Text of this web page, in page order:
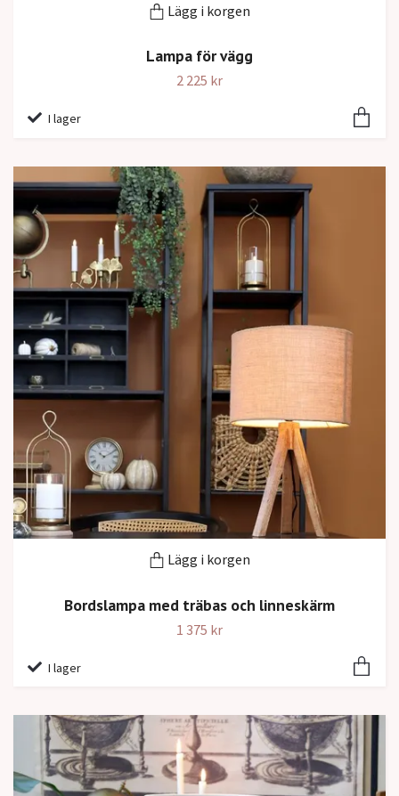
Lägg i korgen
Lampa för vägg
2 225 kr
I lager
Lägg i korgen
Bordslampa med träbas och linneskärm
1 375 kr
I lager